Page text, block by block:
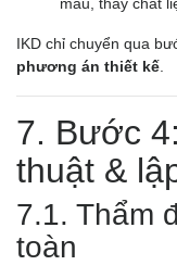
IKD chỉ chuyển qua
phương án thiết kế
7. Bước
thuật &
7.1. Thẩm
toàn